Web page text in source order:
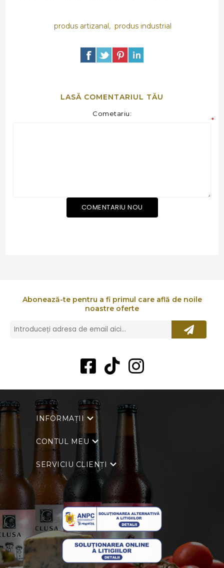
produs artizanal, produs industrial
LASĂ COMENTARIUL TĂU
Cometariu:
*
COMENTARIU NOU
Abonează-te pentru a fi primul care află de noile
noastre oferte
INFORMAȚII
CONTUL MEU
SERVICIU CLIENȚI